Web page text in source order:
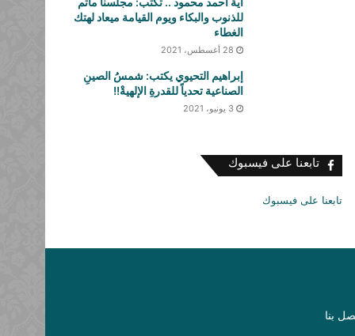
للذنوب والبكاء ويوم القيامة ميعاد لهتك
الغطاء
28 أغسطس، 2021
إبراهيم التحيوي يكتب: شمسُ الصينِ
الصناعية تحدياً للقدرةِ الإلهيةْ!!
3 يونيو، 2021
تابعنا على فيسبوك
تابعنا على فيسبوك
بنا